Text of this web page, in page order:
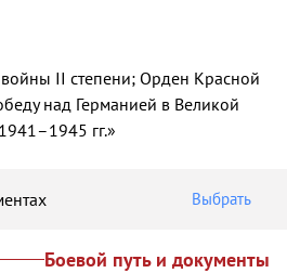
II степени; Орден Красной
над Германией в Великой
гг.»
Выбрать
Боевой путь и документы